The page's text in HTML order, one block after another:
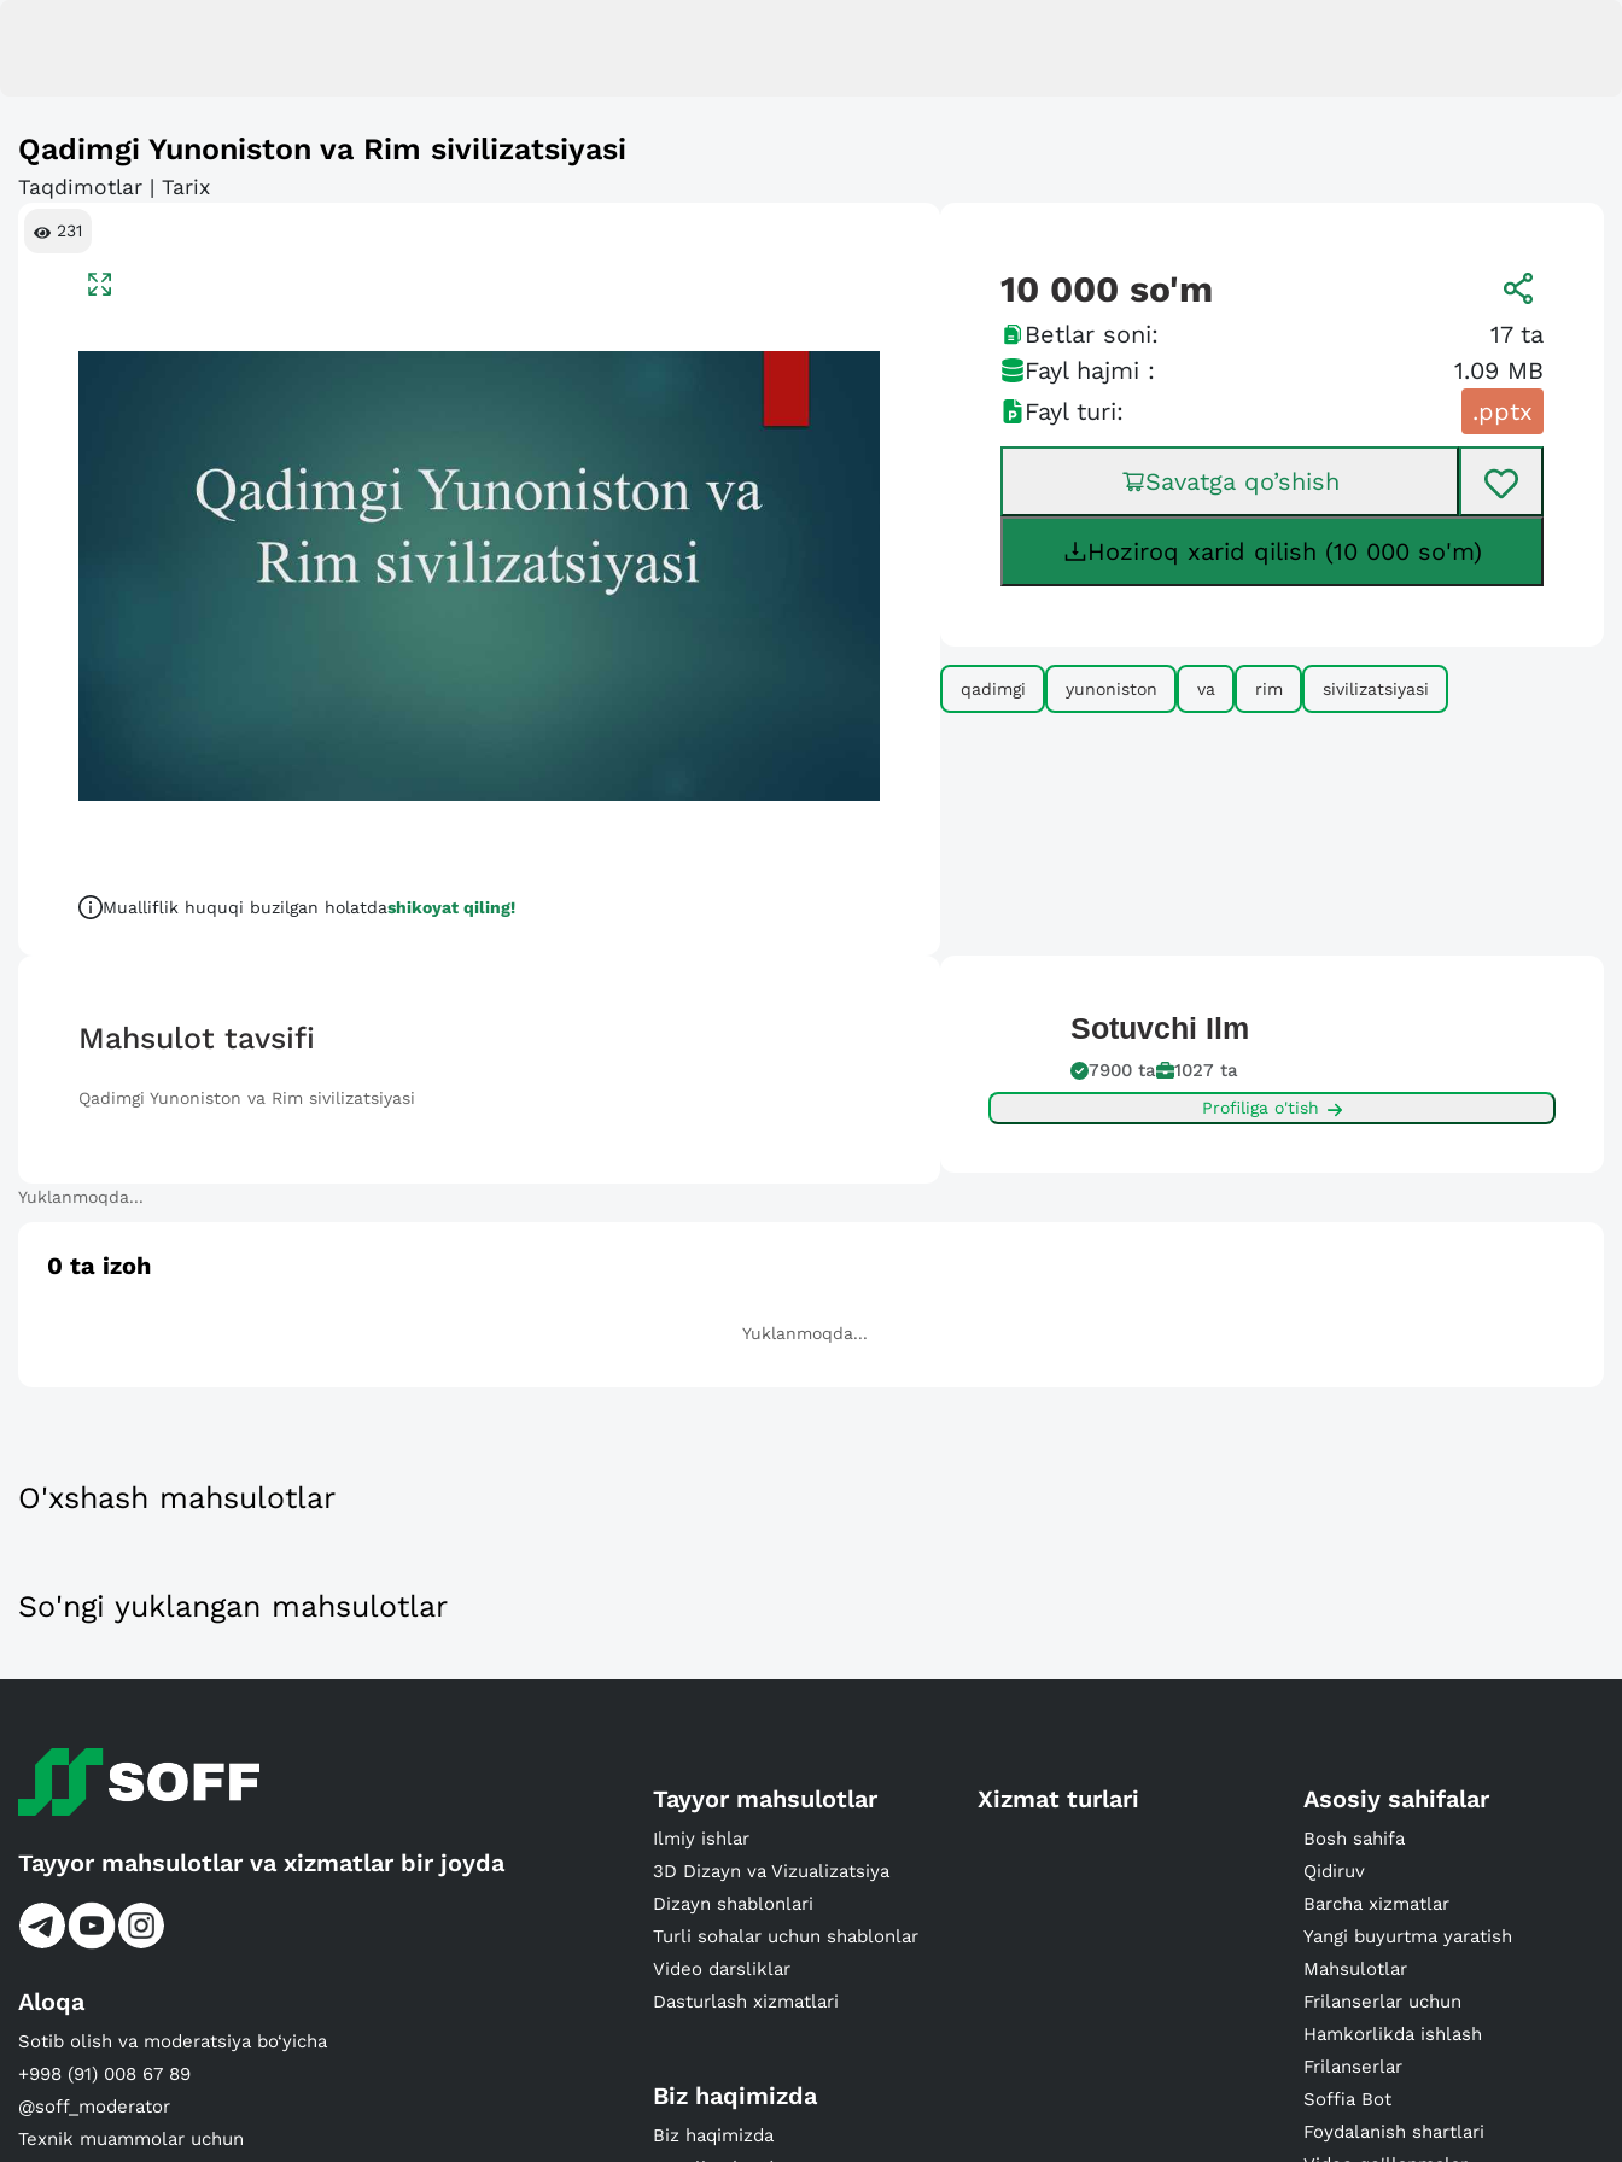
Qadimgi Yunoniston va Rim sivilizatsiyasi
Taqdimotlar | Tarix
231
Mualliflik huquqi buzilgan holatdashikoyat qiling!
10 000 so'm
Betlar soni: 17ta
Fayl hajmi :
1.09 MB
Fayl turi:
.pptx
Savatga qo’shish
Hoziroq xarid qilish (10 000 so'm)
qadimgi yunoniston va rim sivilizatsiyasi
Mahsulot tavsifi
Qadimgi Yunoniston va Rim sivilizatsiyasi
Sotuvchi Ilm
7900 ta 1027 ta
Profiliga o'tish
Yuklanmoqda...
0 ta izoh
Yuklanmoqda...
O'xshash mahsulotlar
So'ngi yuklangan mahsulotlar
Tayyor mahsulotlar va xizmatlar bir joyda
Aloqa
Sotib olish va moderatsiya bo‘yicha
+998 (91) 008 67 89
@soff_moderator
Texnik muammolar uchun
Tayyor mahsulotlar
Ilmiy ishlar
3D Dizayn va Vizualizatsiya
Dizayn shablonlari
Turli sohalar uchun shablonlar
Video darsliklar
Dasturlash xizmatlari
Xizmat turlari Asosiy sahifalar
Bosh sahifa
Qidiruv
Barcha xizmatlar
Yangi buyurtma yaratish
Mahsulotlar
Frilanserlar uchun
Hamkorlikda ishlash
Frilanserlar
Soffia Bot
Foydalanish shartlari
Biz haqimizda
Biz haqimizda